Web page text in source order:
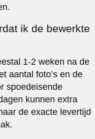
ik de bewerkte
1-2 weken na de
aantal foto’s en de
spoedeisende
kunnen extra
de exacte levertijd